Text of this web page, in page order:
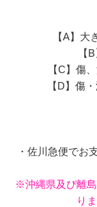
【A】
【
【C】傷
【D】傷
・佐川急便でお
※沖縄県及び離
り